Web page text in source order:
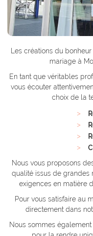
Les créations du
mariage à
En tant que véritables
vous écouter
choix de la
Nous vous proposons
qualité issus de grandes
exigences en matière
Pour vous satisfaire au
directement dans
Nous sommes